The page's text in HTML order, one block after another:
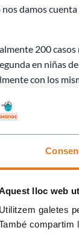
lloc web
Utilitzem galetes
nos damos
200
en niñas
con los
consulte en
diagnóstico
aprobó
dels
en
de los
sanitario.